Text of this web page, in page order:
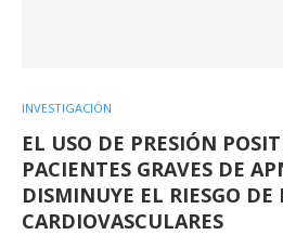
INVESTIGACIÓN
EL USO DE PRESIÓN
PACIENTES GRAVES DE
DISMINUYE EL RIESGO DE
CARDIOVASCULARES